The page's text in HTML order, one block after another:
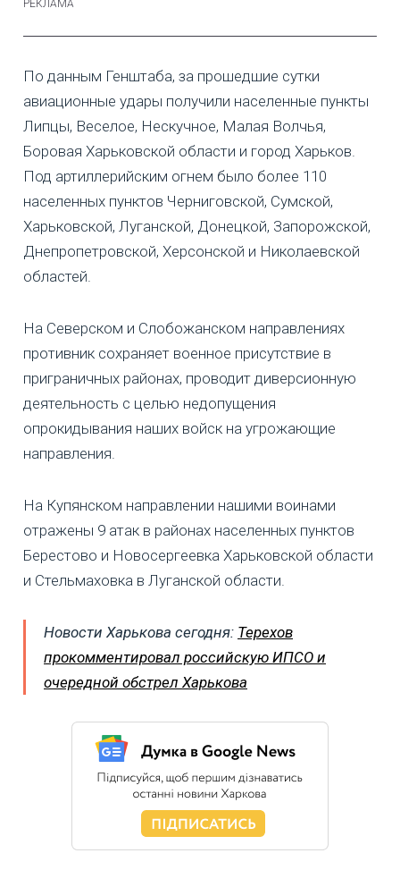
По данным Генштаба, за прошедшие сутки
авиационные удары получили населенные пункты
Липцы, Веселое, Нескучное, Малая Волчья,
Боровая Харьковской области и город Харьков.
Под артиллерийским огнем было более 110
населенных пунктов Черниговской, Сумской,
Харьковской, Луганской, Донецкой, Запорожской,
Днепропетровской, Херсонской и Николаевской
областей.
На Северском и Слобожанском направлениях
противник сохраняет военное присутствие в
приграничных районах, проводит диверсионную
деятельность с целью недопущения
опрокидывания наших войск на угрожающие
направления.
На Купянском направлении нашими воинами
отражены 9 атак в районах населенных пунктов
Берестово и Новосергеевка Харьковской области
и Стельмаховка в Луганской области.
Новости Харькова сегодня: Терехов
прокомментировал российскую ИПСО и
очередной обстрел Харькова